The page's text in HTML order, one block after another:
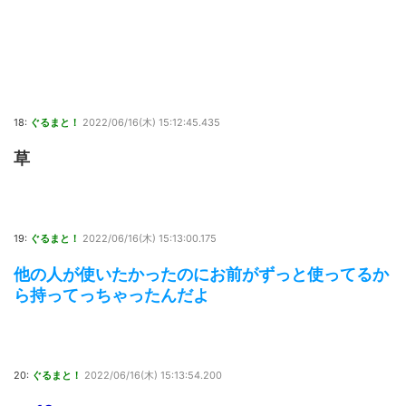
18: ぐるまと！ 2022/06/16(木) 15:12:45.435
草
19: ぐるまと！ 2022/06/16(木) 15:13:00.175
他の人が使いたかったのにお前がずっと使ってるか
ら持ってっちゃったんだよ
20: ぐるまと！ 2022/06/16(木) 15:13:54.200